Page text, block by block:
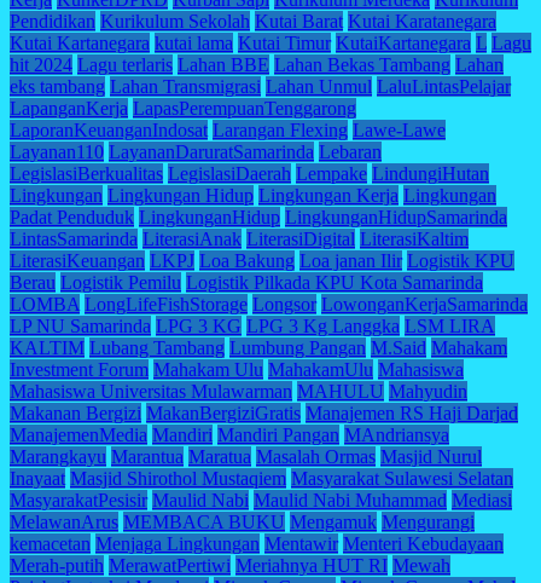
Pendidikan Kurikulum Sekolah Kutai Barat Kutai Karatanegara
Kutai Kartanegara kutai lama Kutai Timur KutaiKartanegara L Lagu
hit 2024 Lagu terlaris Lahan BBE Lahan Bekas Tambang Lahan
eks tambang Lahan Transmigrasi Lahan Unmul LaluLintasPelajar
LapanganKerja LapasPerempuanTenggarong
LaporanKeuanganIndosat Larangan Flexing Lawe-Lawe
Layanan110 LayananDaruratSamarinda Lebaran
LegislasiBerkualitas LegislasiDaerah Lempake LindungiHutan
Lingkungan Lingkungan Hidup Lingkungan Kerja Lingkungan
Padat Penduduk LingkunganHidup LingkunganHidupSamarinda
LintasSamarinda LiterasiAnak LiterasiDigital LiterasiKaltim
LiterasiKeuangan LKPJ Loa Bakung Loa janan Ilir Logistik KPU
Berau Logistik Pemilu Logistik Pilkada KPU Kota Samarinda
LOMBA LongLifeFishStorage Longsor LowonganKerjaSamarinda
LP NU Samarinda LPG 3 KG LPG 3 Kg Langgka LSM LIRA
KALTIM Lubang Tambang Lumbung Pangan M.Said Mahakam
Investment Forum Mahakam Ulu MahakamUlu Mahasiswa
Mahasiswa Universitas Mulawarman MAHULU Mahyudin
Makanan Bergizi MakanBergiziGratis Manajemen RS Haji Darjad
ManajemenMedia Mandiri Mandiri Pangan MAndriansya
Marangkayu Marantua Maratua Masalah Ormas Masjid Nurul
Inayaat Masjid Shirothol Mustaqiem Masyarakat Sulawesi Selatan
MasyarakatPesisir Maulid Nabi Maulid Nabi Muhammad Mediasi
MelawanArus MEMBACA BUKU Mengamuk Mengurangi
kemacetan Menjaga Lingkungan Mentawir Menteri Kebudayaan
Merah-putih MerawatPertiwi Meriahnya HUT RI Mewah